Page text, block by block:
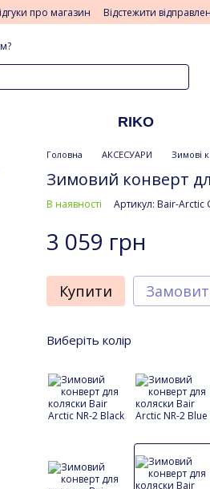
про магазин Відстежити
RIKO
Головна АКСЕСУАРИ Зимові
Зимовий конверт
В наявності Артикул: Bair-Arctic
3 059 грн
Купити
Виберіть колір